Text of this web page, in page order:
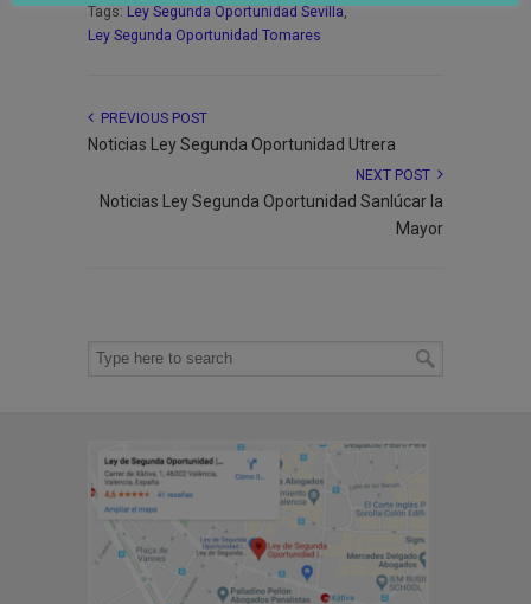
Tags: Ley Segunda Oportunidad Sevilla,
Ley Segunda Oportunidad Tomares
PREVIOUS POST
Noticias Ley Segunda Oportunidad Utrera
NEXT POST
Noticias Ley Segunda Oportunidad Sanlúcar la
Mayor